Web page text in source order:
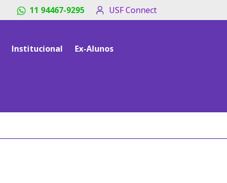
11 94467-9295 USF Connect
Institucional Ex-Alunos